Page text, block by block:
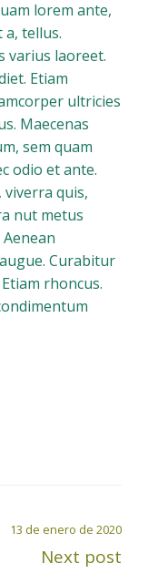
lorem ante,
a, tellus.
varius laoreet.
Etiam
ultricies
Maecenas
sem quam
odio et ante.
viverra quis,
nut metus
Curabitur
rhoncus.
13 de enero de 2020
Next post